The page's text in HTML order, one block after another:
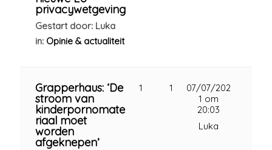
privacywetgeving
Gestart door: Luka
in: Opinie & actualiteit
Grapperhaus: ‘De
stroom van
kinderpornomate
riaal moet
worden
afgeknepen’
1 1
07/07/202
1 om
20:03
Luka